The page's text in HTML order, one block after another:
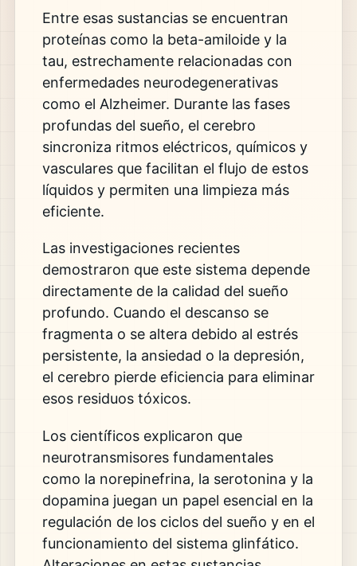
Entre esas sustancias se encuentran
proteínas como la beta-amiloide y la
tau, estrechamente relacionadas con
enfermedades neurodegenerativas
como el Alzheimer. Durante las fases
profundas del sueño, el cerebro
sincroniza ritmos eléctricos, químicos y
vasculares que facilitan el flujo de estos
líquidos y permiten una limpieza más
eficiente.
Las investigaciones recientes
demostraron que este sistema depende
directamente de la calidad del sueño
profundo. Cuando el descanso se
fragmenta o se altera debido al estrés
persistente, la ansiedad o la depresión,
el cerebro pierde eficiencia para eliminar
esos residuos tóxicos.
Los científicos explicaron que
neurotransmisores fundamentales
como la norepinefrina, la serotonina y la
dopamina juegan un papel esencial en la
regulación de los ciclos del sueño y en el
funcionamiento del sistema glinfático.